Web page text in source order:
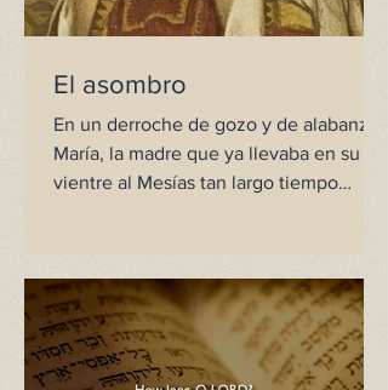
El asombro
En un derroche de gozo y de alabanza,
María, la madre que ya llevaba en su
vientre al Mesías tan largo tiempo